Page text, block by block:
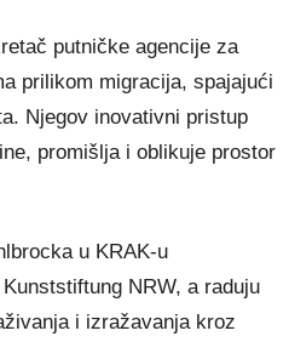
putničke agencije za
prilikom migracija, spajajući
Njegov inovativni pristup
promišlja i oblikuje prostor
u KRAK-u
NRW, a raduju
i izražavanja kroz